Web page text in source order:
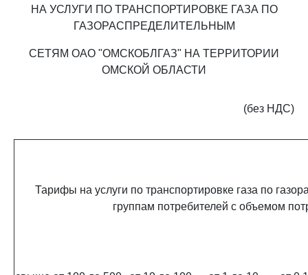
НА УСЛУГИ ПО ТРАНСПОРТИРОВКЕ ГАЗА ПО
ГАЗОРАСПРЕДЕЛИТЕЛЬНЫМ
СЕТЯМ ОАО "ОМСКОБЛГАЗ" НА ТЕРРИТОРИИ
ОМСКОЙ ОБЛАСТИ
(без НДС)
Тарифы на услуги по транспортировке газа по
группам потребителей с объемом